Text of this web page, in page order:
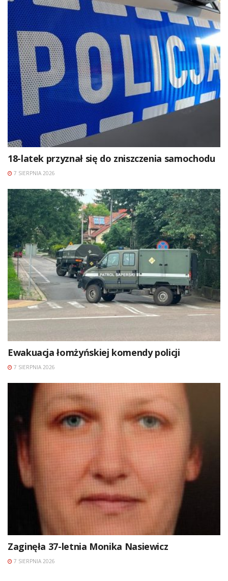
18-latek przyznał się do zniszczenia samochodu
7 SIERPNIA 2026
Ewakuacja łomżyńskiej komendy policji
7 SIERPNIA 2026
Zaginęła 37-letnia Monika Nasiewicz
7 SIERPNIA 2026